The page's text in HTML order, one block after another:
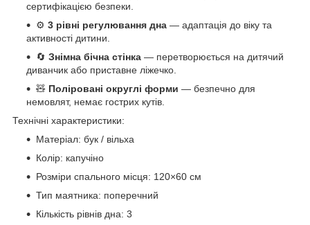
сертифікацією безпеки.
⚙️ 3 рівні регулювання дна — адаптація до віку та
активності дитини.
🔄 Знімна бічна стінка — перетворюється на дитячий
диванчик або приставне ліжечко.
🧸 Поліровані округлі форми — безпечно для
немовлят, немає гострих кутів.
Технічні характеристики:
Матеріал: бук / вільха
Колір: капучіно
Розміри спального місця: 120×60 см
Тип маятника: поперечний
Кількість рівнів дна: 3